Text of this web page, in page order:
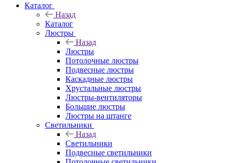
Каталог
Назад
Каталог
Люстры
Назад
Люстры
Потолочные люстры
Подвесные люстры
Каскадные люстры
Хрустальные люстры
Люстры-вентиляторы
Большие люстры
Люстры на штанге
Светильники
Назад
Светильники
Подвесные светильники